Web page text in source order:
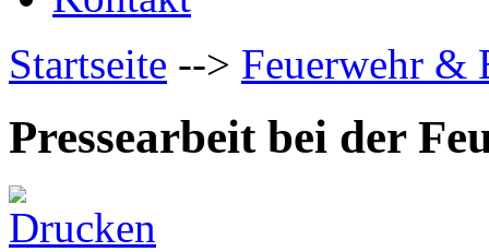
Startseite --> Feuerwehr &
Pressearbeit bei der